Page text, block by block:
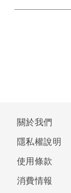
關於我們
隱私權說明
使用條款
消費情報